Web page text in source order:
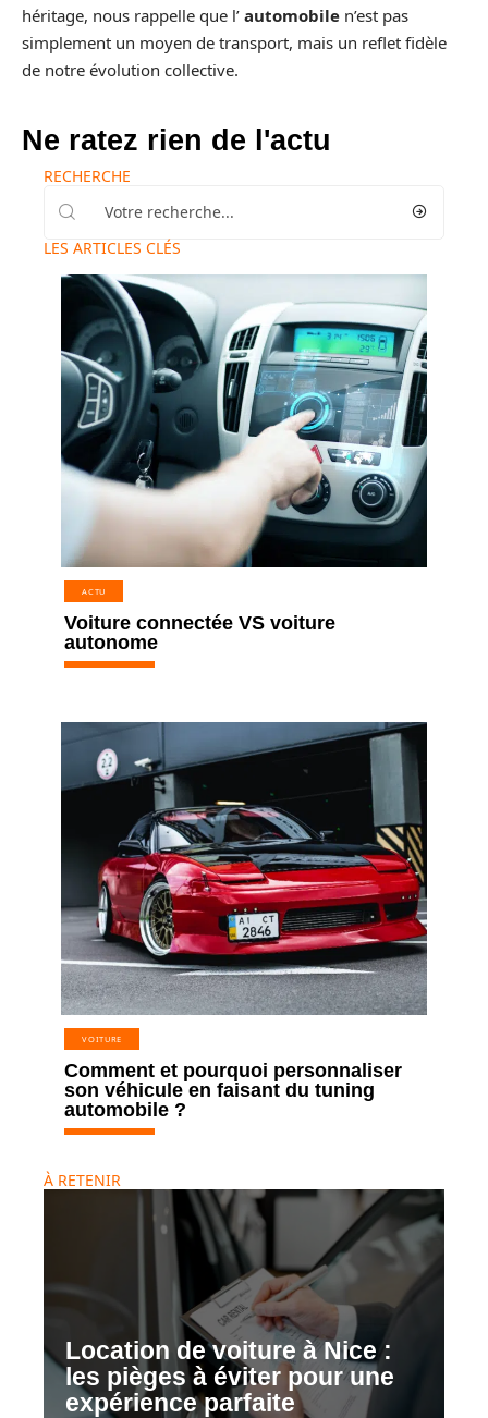
héritage, nous rappelle que l’ automobile n’est pas
simplement un moyen de transport, mais un reflet fidèle
de notre évolution collective.
Ne ratez rien de l'actu
RECHERCHE
LES ARTICLES CLÉS
ACTU
Voiture connectée VS voiture
autonome
VOITURE
Comment et pourquoi personnaliser
son véhicule en faisant du tuning
automobile ?
À RETENIR
Location de voiture à Nice :
les pièges à éviter pour une
expérience parfaite